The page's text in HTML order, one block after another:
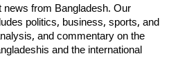
news from Bangladesh. Our
politics, business, sports, and
and commentary on the
and the international